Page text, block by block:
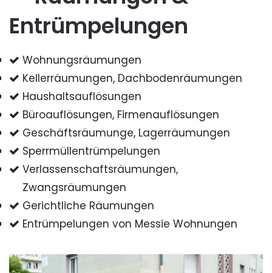
Entrümpelungen
Wohnungsräumungen
Kellerräumungen, Dachbodenräumungen
Haushaltsauflösungen
Büroauflösungen, Firmenauflösungen
Geschäftsräumunge, Lagerräumungen
Sperrmüllentrümpelungen
Verlassenschaftsräumungen,
Zwangsräumungen
Gerichtliche Räumungen
Entrümpelungen von Messie Wohnungen